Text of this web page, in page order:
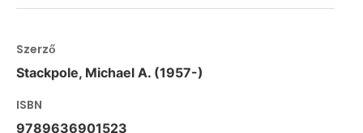
Szerző
Stackpole, Michael A. (1957-)
ISBN
9789636901523